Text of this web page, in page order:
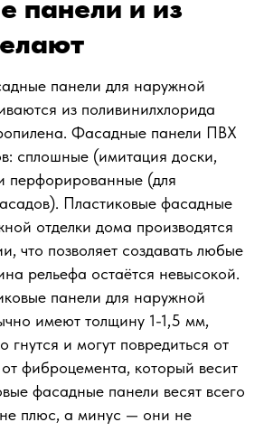
панели и из
панели для наружной
из поливинилхлорида
Фасадные панели ПВХ
сплошные (имитация доски,
перфорированные (для
Пластиковые фасадные
отделки дома производятся
что позволяет создавать любые
рельефа остаётся невысокой.
панели для наружной
имеют толщину 1-1,5 мм,
гнутся и могут повредиться от
фиброцемента, который весит
фасадные панели весят всего
плюс, а минус — они не